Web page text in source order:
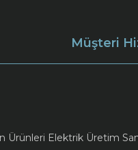
Müşteri
Elektrik Üretim San.